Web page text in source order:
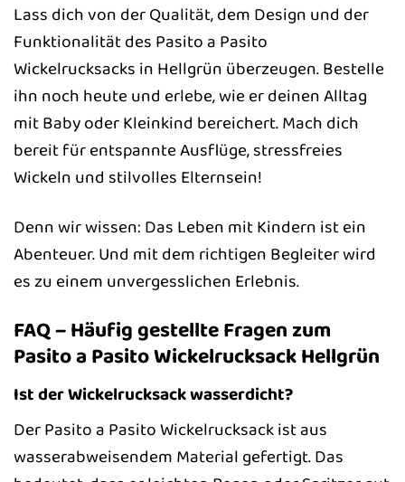
Lass dich von der Qualität, dem Design und der
Funktionalität des Pasito a Pasito
Wickelrucksacks in Hellgrün überzeugen. Bestelle
ihn noch heute und erlebe, wie er deinen Alltag
mit Baby oder Kleinkind bereichert. Mach dich
bereit für entspannte Ausflüge, stressfreies
Wickeln und stilvolles Elternsein!
Denn wir wissen: Das Leben mit Kindern ist ein
Abenteuer. Und mit dem richtigen Begleiter wird
es zu einem unvergesslichen Erlebnis.
FAQ – Häufig gestellte Fragen zum
Pasito a Pasito Wickelrucksack Hellgrün
Ist der Wickelrucksack wasserdicht?
Der Pasito a Pasito Wickelrucksack ist aus
wasserabweisendem Material gefertigt. Das